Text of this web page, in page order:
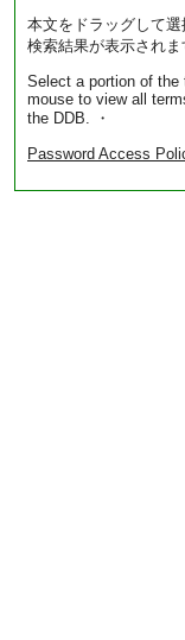
本文をドラッグして
検索結果が表示されま
Select a portion of the
mouse to view all
the DDB. ・
Password Access